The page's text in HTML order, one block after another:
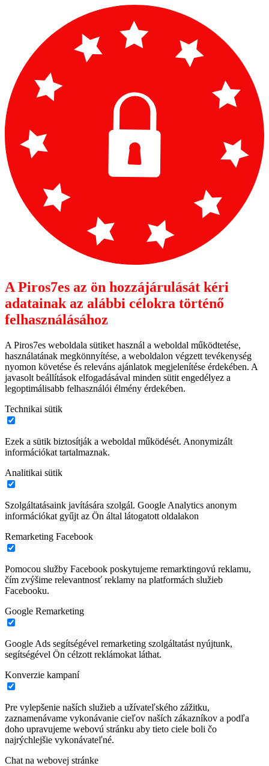
A Piros7es az ön hozzájárulását kéri
adatainak az alábbi célokra történő
felhasználásához
A Piros7es weboldala sütiket használ a weboldal működtetése,
használatának megkönnyítése, a weboldalon végzett tevékenység
nyomon követése és releváns ajánlatok megjelenítése érdekében. A
javasolt beállítások elfogadásával minden sütit engedélyez a
legoptimálisabb felhasználói élmény érdekében.
Technikai sütik
Ezek a sütik biztosítják a weboldal működését. Anonymizált
információkat tartalmaznak.
Analitikai sütik
Szolgáltatásaink javítására szolgál. Google Analytics anonym
információkat gyűjt az Ön által látogatott oldalakon
Remarketing Facebook
Pomocou služby Facebook poskytujeme remarktingovú reklamu,
čím zvýšime relevantnosť reklamy na platformách služieb
Facebooku.
Google Remarketing
Google Ads segítségével remarketing szolgáltatást nyújtunk,
segítségével Ön célzott reklámokat láthat.
Konverzie kampaní
Pre vylepšenie naších služieb a užívateľského zážitku,
zaznamenávame vykonávanie cieľov naších zákazníkov a podľa
doho upravujeme webovú stránku aby tieto ciele boli čo
najrýchlejšie vykonávateľné.
Chat na webovej stránke